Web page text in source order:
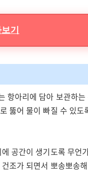
기
항아리에 담아 보관하는
뚫어 물이 빠질 수 있도
공간이 생기도록 무언
조가 되면서 뽀송뽀송